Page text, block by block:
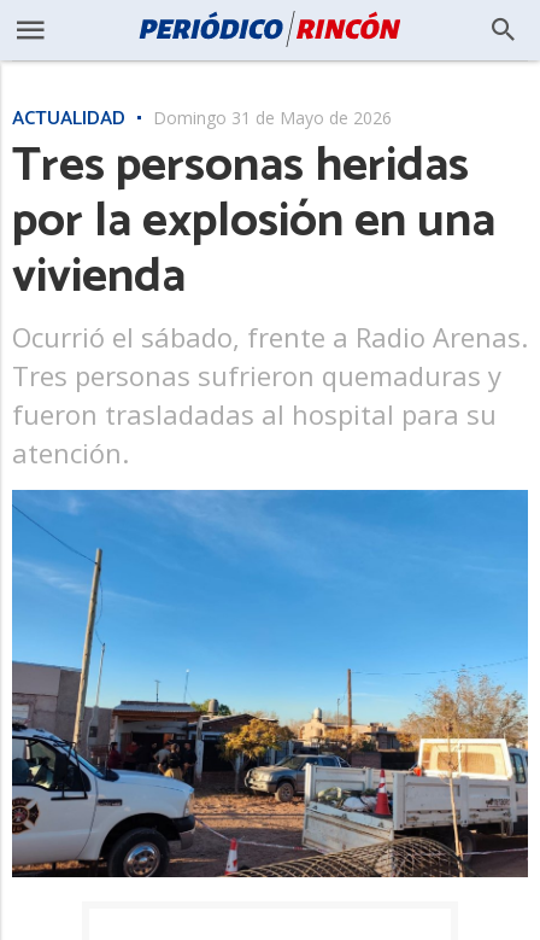
ACTUALIDAD Domingo 31 de Mayo de 2026
Tres personas heridas
por la explosión en una
vivienda
Ocurrió el sábado, frente a Radio Arenas.
Tres personas sufrieron quemaduras y
fueron trasladadas al hospital para su
atención.